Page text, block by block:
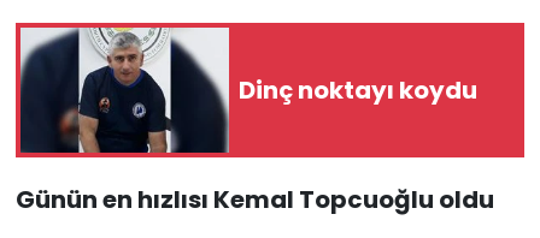
Dinç noktayı koydu
Günün en hızlısı Kemal Topcuoğlu oldu
Video Galeri
YAŞAM
Yazarlar